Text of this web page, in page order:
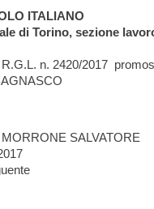
ITALIANO
di Torino, sezione
n. 2420/2017
SALVATORE